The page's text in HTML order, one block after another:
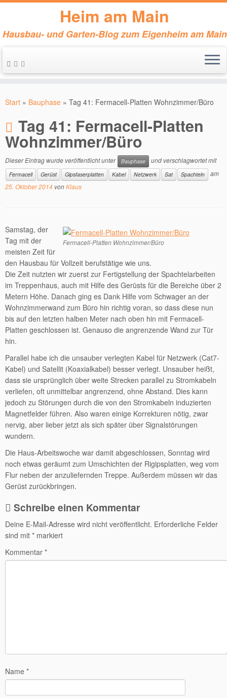
Inhalt
Heim am Main
Hausbau- und Garten-Blog zum Eigenheim am Main
Start » Bauphase » Tag 41: Fermacell-Platten Wohnzimmer/Büro
Tag 41: Fermacell-Platten
Wohnzimmer/Büro
Dieser Eintrag wurde veröffentlicht unter Bauphase und verschlagwortet mit
Fermacell Gerüst Gipsfaserplatten Kabel Netzwerk Sat Spachteln
am
25. Oktober 2014 vonKlaus
Fermacell-Platten Wohnzimmer/Büro
Samstag, der
Tag mit der
meisten Zeit für
den Hausbau für Vollzeit berufstätige wie uns.
Die Zeit nutzten wir zuerst zur Fertigstellung der Spachtelarbeiten
im Treppenhaus, auch mit Hilfe des Gerüsts für die Bereiche über 2
Metern Höhe. Danach ging es Dank Hilfe vom Schwager an der
Wohnzimmerwand zum Büro hin richtig voran, so dass diese nun
bis auf den letzten halben Meter nach oben hin mit Fermacell-
Platten geschlossen ist. Genauso die angrenzende Wand zur Tür
hin.
Parallel habe ich die unsauber verlegten Kabel für Netzwerk (Cat7-
Kabel) und Satellit (Koaxialkabel) besser verlegt. Unsauber heißt,
dass sie ursprünglich über weite Strecken parallel zu Stromkabeln
verliefen, oft unmittelbar angrenzend, ohne Abstand. Dies kann
jedoch zu Störungen durch die von den Stromkabeln induzierten
Magnetfelder führen. Also waren einige Korrekturen nötig, zwar
nervig, aber lieber jetzt als sich später über Signalstörungen
wundern.
Die Haus-Arbeitswoche war damit abgeschlossen, Sonntag wird
noch etwas geräumt zum Umschichten der Rigipsplatten, weg vom
Flur neben der anzuliefernden Treppe. Außerdem müssen wir das
Gerüst zurückbringen.
Schreibe einen Kommentar
Deine E-Mail-Adresse wird nicht veröffentlicht. Erforderliche Felder
sind mit * markiert
Kommentar *
Name *